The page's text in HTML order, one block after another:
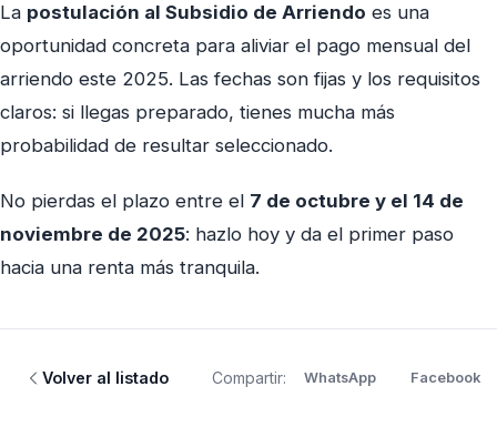
La postulación al Subsidio de Arriendo es una
oportunidad concreta para aliviar el pago mensual del
arriendo este 2025. Las fechas son fijas y los requisitos
claros: si llegas preparado, tienes mucha más
probabilidad de resultar seleccionado.
No pierdas el plazo entre el 7 de octubre y el 14 de
noviembre de 2025: hazlo hoy y da el primer paso
hacia una renta más tranquila.
Volver al listado Compartir: WhatsApp Facebook